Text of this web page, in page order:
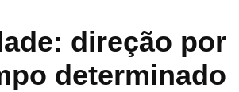
direção por
determinado